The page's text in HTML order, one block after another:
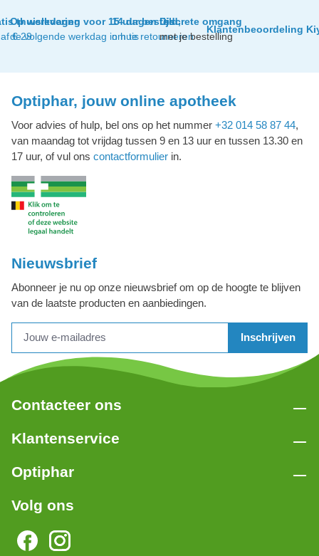
thuislevering
€ 29
Op werkdagen voor 15 uur besteld,
de volgende werkdag in huis
14 dagen tijd
om te retourneren
Discrete omgang
met je bestelling
Klantenbeoordeling
Optiphar, jouw online apotheek
Voor advies of hulp, bel ons op het nummer +32 014 58 87 44,
van maandag tot vrijdag tussen 9 en 13 uur en tussen 13.30 en
17 uur, of vul ons contactformulier in.
Nieuwsbrief
Abonneer je nu op onze nieuwsbrief om op de hoogte te blijven
van de laatste producten en aanbiedingen.
Inschrijven
Contacteer ons
Klantenservice
Optiphar
Volg ons